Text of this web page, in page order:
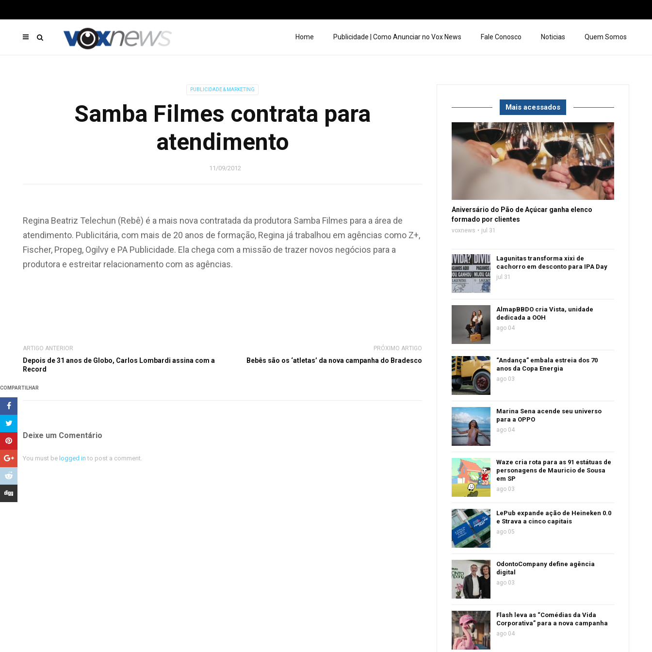
Home Publicidade | Como Anunciar no Vox News Fale Conosco Noticias Quem Somos
PUBLICIDADE & MARKETING
Samba Filmes contrata para
atendimento
11/09/2012
COMPARTILHAR
Regina Beatriz Telechun (Rebê) é a mais nova contratada da produtora Samba Filmes para a área de
atendimento. Publicitária, com mais de 20 anos de formação, Regina já trabalhou em agências como Z+,
Fischer, Propeg, Ogilvy e PA Publicidade. Ela chega com a missão de trazer novos negócios para a
produtora e estreitar relacionamento com as agências.
ARTIGO ANTERIOR
Depois de 31 anos de Globo, Carlos Lombardi assina com a
Record
PRÓXIMO ARTIGO
Bebês são os ‘atletas’ da nova campanha do Bradesco
Deixe um Comentário
You must be logged in to post a comment.
Mais acessados
Aniversário do Pão de Açúcar ganha elenco
formado por clientes
voxnews jul 31
Lagunitas transforma xixi de
cachorro em desconto para IPA Day
jul 31
AlmapBBDO cria Vista, unidade
dedicada a OOH
ago 04
“Andança” embala estreia dos 70
anos da Copa Energia
ago 03
Marina Sena acende seu universo
para a OPPO
ago 04
Waze cria rota para as 91 estátuas de
personagens de Mauricio de Sousa
em SP
ago 03
LePub expande ação de Heineken 0.0
e Strava a cinco capitais
ago 05
OdontoCompany define agência
digital
ago 03
Flash leva as “Comédias da Vida
Corporativa” para a nova campanha
ago 04